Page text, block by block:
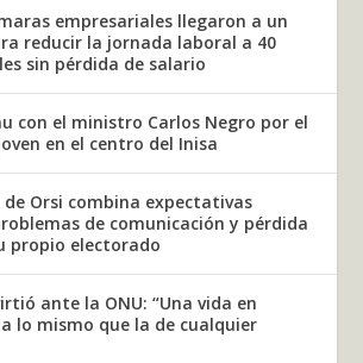
empresariales llegaron a un
reducir la jornada laboral a 40
sin pérdida de salario
con el ministro Carlos Negro por el
en el centro del Inisa
de Orsi combina expectativas
de comunicación y pérdida
propio electorado
ante la ONU: “Una vida en
lo mismo que la de cualquier